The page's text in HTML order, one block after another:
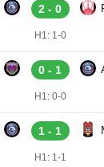
2 - 0
H1: 1-0
0 - 1
H1: 0-0
1 - 1
H1: 1-1